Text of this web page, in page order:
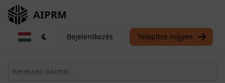
AIPRM
Bejelentkezés Telepítse ingyen